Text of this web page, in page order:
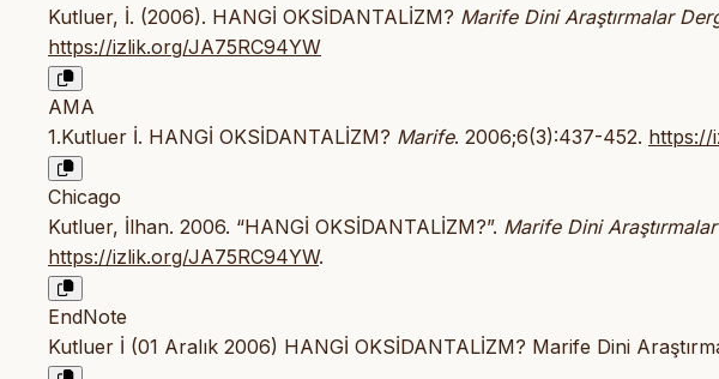
Kutluer, İ. (2006). HANGİ OKSİDANTALİZM? Marife Dini Araştırmalar
https://izlik.org/JA75RC94YW
AMA
1.Kutluer İ. HANGİ OKSİDANTALİZM? Marife. 2006;6(3):437-452. https://
Chicago
Kutluer, İlhan. 2006. “HANGİ OKSİDANTALİZM?”. Marife Dini
https://izlik.org/JA75RC94YW.
EndNote
Kutluer İ (01 Aralık 2006) HANGİ OKSİDANTALİZM? Marife Dini